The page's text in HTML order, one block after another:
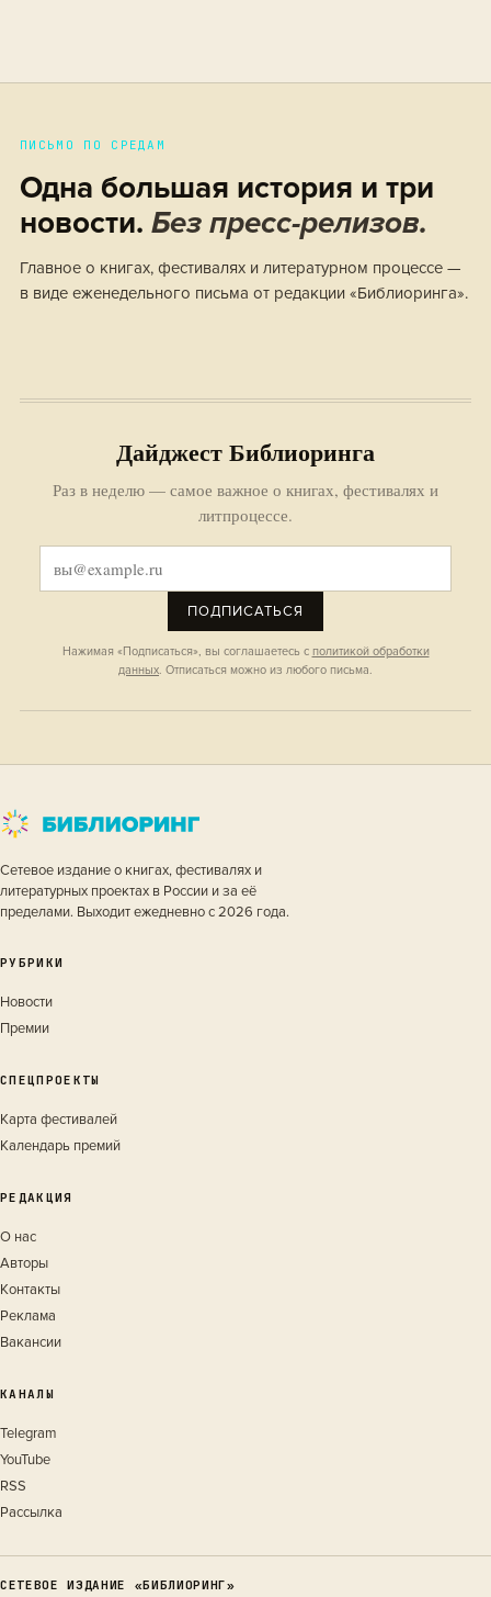
ПИСЬМО ПО СРЕДАМ
Одна большая история и три
новости. Без пресс-релизов.
Главное о книгах, фестивалях и литературном процессе —
в виде еженедельного письма от редакции «Библиоринга».
Дайджест Библиоринга
Раз в неделю — самое важное о книгах, фестивалях и
литпроцессе.
ПОДПИСАТЬСЯ
Нажимая «Подписаться», вы соглашаетесь с политикой обработки
данных. Отписаться можно из любого письма.
Сетевое издание о книгах, фестивалях и
литературных проектах в России и за её
пределами. Выходит ежедневно с 2026 года.
РУБРИКИ
Новости
Премии
СПЕЦПРОЕКТЫ
Карта фестивалей
Календарь премий
РЕДАКЦИЯ
О нас
Авторы
Контакты
Реклама
Вакансии
КАНАЛЫ
Telegram
YouTube
RSS
Рассылка
СЕТЕВОЕ ИЗДАНИЕ «БИБЛИОРИНГ»